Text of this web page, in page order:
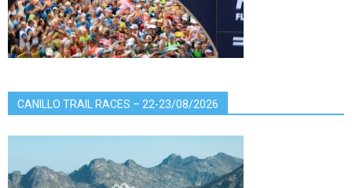
CANILLO TRAIL RACES – 22-23/08/2026